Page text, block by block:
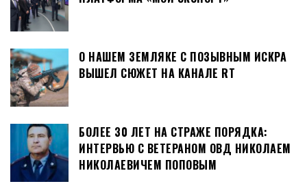
О НАШЕМ ЗЕМЛЯКЕ С ПОЗЫВНЫМ ИСКРА
ВЫШЕЛ СЮЖЕТ НА КАНАЛЕ RT
БОЛЕЕ 30 ЛЕТ НА СТРАЖЕ ПОРЯДКА:
ИНТЕРВЬЮ С ВЕТЕРАНОМ ОВД НИКОЛАЕМ
НИКОЛАЕВИЧЕМ ПОПОВЫМ